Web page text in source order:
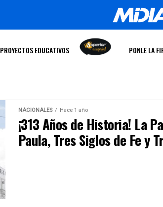
PROYECTOS EDUCATIVOS PONLE LA
NACIONALES Hace 1 año
¡313 Años de Historia! La
Paula, Tres Siglos de Fe y